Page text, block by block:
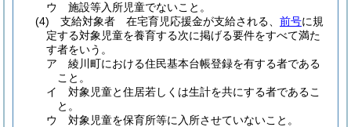
ウ
施設等入所児童でないこと。
(4)
支給対象者 在宅育児応援金が支給される、 前号に規
定する対象児童を養育する次に掲げる要件をすべて満た
す者をいう。
ア
綾川町における住民基本台帳登録を有する者である
こと。
イ
対象児童と住居若しくは生計を共にする者であるこ
と。
ウ
対象児童を保育所等に入所させていないこと。